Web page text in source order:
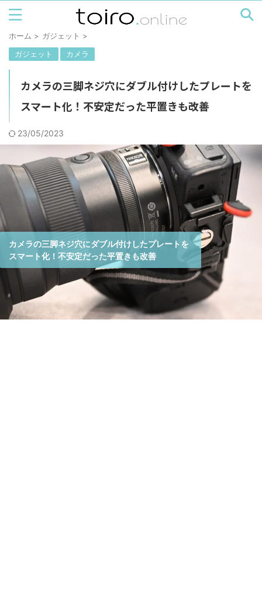
ホーム > ガジェット >
ガジェット
カメラ
カメラの三脚ネジ穴にダブル付けしたプレートを
スマート化！不安定だった平置きも改善
23/05/2023
カメラの三脚ネジ穴にダブル付けしたプレートを
スマート化！不安定だった平置きも改善